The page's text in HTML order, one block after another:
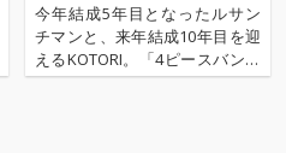
× 横山優也(KOTORI)対談
今年結成5年目となったルサン
チマンと、来年結成10年目を迎
えるKOTORI。「4ピースバンド
の先輩として話をききたい」と